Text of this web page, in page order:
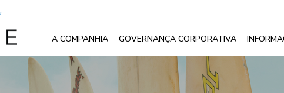
A COMPANHIA GOVERNANÇA CORPORATIVA